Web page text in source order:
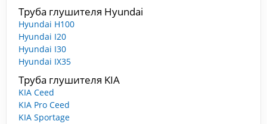
Труба глушителя Hyundai
Hyundai H100
Hyundai I20
Hyundai I30
Hyundai IX35
Труба глушителя KIA
KIA Ceed
KIA Pro Ceed
KIA Sportage